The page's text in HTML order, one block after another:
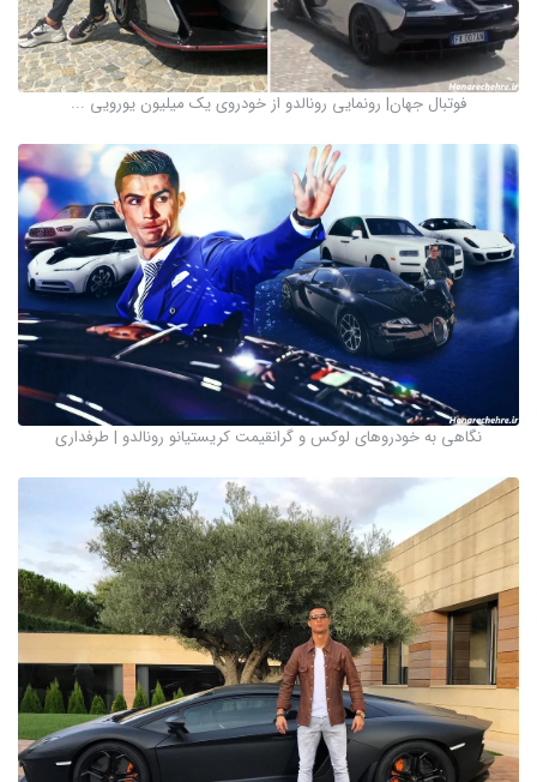
فوتبال جهان| رونمایی رونالدو از خودروی یک میلیون یورویی ...
نگاهی به خودروهای لوکس و گرانقیمت کریستیانو رونالدو | طرفداری